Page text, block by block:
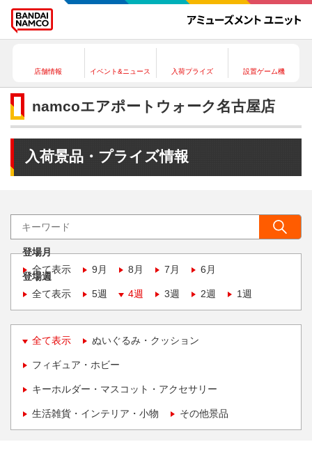
店舗情報 イベント&ニュース 入荷プライズ 設置ゲーム機
namcoエアポートウォーク名古屋店
入荷景品・プライズ情報
登場月
全て表示
9月 8月 7月 6月
登場週
全て表示
5週 4週 3週 2週 1週
全て表示 ぬいぐるみ・クッション
フィギュア・ホビー
キーホルダー・マスコット・アクセサリー
生活雑貨・インテリア・小物 その他景品